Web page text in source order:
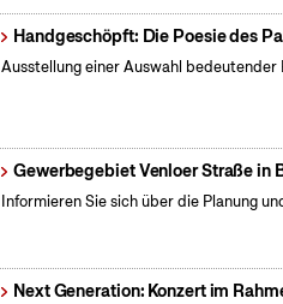
Handgeschöpft: Die Poesie des
Ausstellung einer Auswahl
Gewerbegebiet Venloer Straße
Informieren Sie sich über die Planung
Next Generation: Konzert im